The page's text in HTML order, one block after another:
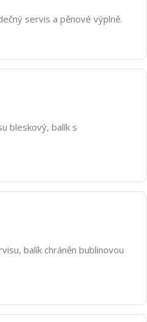
servis a pěnové výplně.
bleskový, balík s
balík chráněn bublinovou